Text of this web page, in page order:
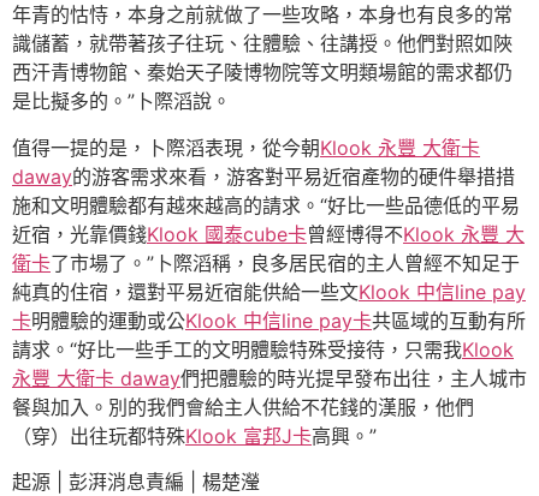
年青的怙恃，本身之前就做了一些攻略，本身也有良多的常
識儲蓄，就帶著孩子往玩、往體驗、往講授。他們對照如陜
西汗青博物館、秦始天子陵博物院等文明類場館的需求都仍
是比擬多的。”卜際滔說。
值得一提的是，卜際滔表現，從今朝Klook 永豐 大衛卡
daway的游客需求來看，游客對平易近宿產物的硬件舉措措
施和文明體驗都有越來越高的請求。“好比一些品德低的平易
近宿，光靠價錢Klook 國泰cube卡曾經博得不Klook 永豐 大
衛卡了市場了。”卜際滔稱，良多居民宿的主人曾經不知足于
純真的住宿，還對平易近宿能供給一些文Klook 中信line pay
卡明體驗的運動或公Klook 中信line pay卡共區域的互動有所
請求。“好比一些手工的文明體驗特殊受接待，只需我Klook
永豐 大衛卡 daway們把體驗的時光提早發布出往，主人城市
餐與加入。別的我們會給主人供給不花錢的漢服，他們
（穿）出往玩都特殊Klook 富邦J卡高興。”
起源 | 彭湃消息責編 | 楊楚瀅